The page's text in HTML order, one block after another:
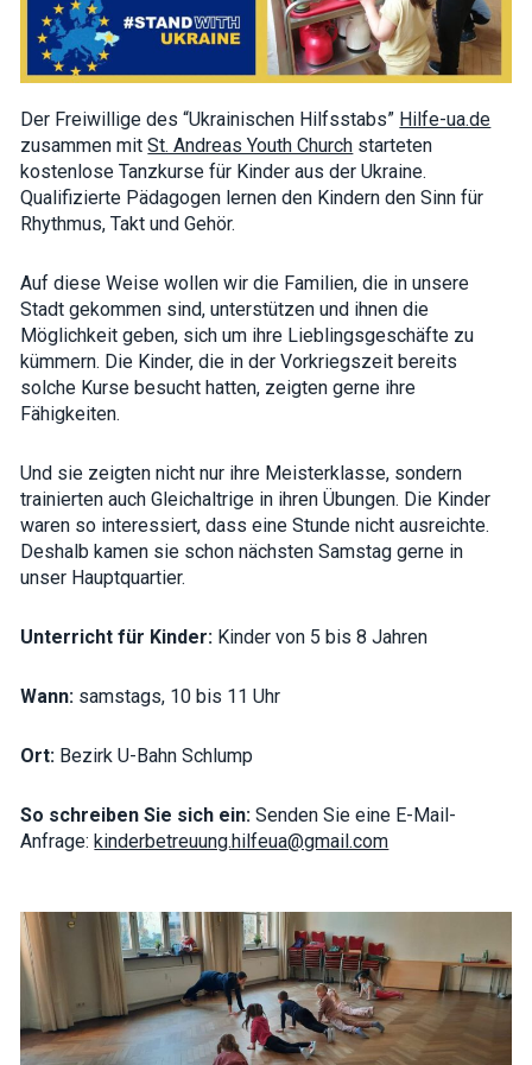
Der Freiwillige des “Ukrainischen Hilfsstabs” Hilfe-ua.de
zusammen mitSt. Andreas Youth Church starteten
kostenlose Tanzkurse für Kinder aus der Ukraine.
Qualifizierte Pädagogen lernen den Kindern den Sinn für
Rhythmus, Takt und Gehör.
Auf diese Weise wollen wir die Familien, die in unsere
Stadt gekommen sind, unterstützen und ihnen die
Möglichkeit geben, sich um ihre Lieblingsgeschäfte zu
kümmern. Die Kinder, die in der Vorkriegszeit bereits
solche Kurse besucht hatten, zeigten gerne ihre
Fähigkeiten.
Und sie zeigten nicht nur ihre Meisterklasse, sondern
trainierten auch Gleichaltrige in ihren Übungen. Die Kinder
waren so interessiert, dass eine Stunde nicht ausreichte.
Deshalb kamen sie schon nächsten Samstag gerne in
unser Hauptquartier.
Unterricht für Kinder: Kinder von 5 bis 8 Jahren
Wann: samstags, 10 bis 11 Uhr
Ort: Bezirk U-Bahn Schlump
So schreiben Sie sich ein: Senden Sie eine E-Mail-
Anfrage:kinderbetreuung.hilfeua@gmail.com
how the
website is
used.
Experience
In order for
our website
as well as
refuse these
cookies,
some
functionality
will
disappear
from the
Marketing
By sharing
your
interests and
behavior as
chance of